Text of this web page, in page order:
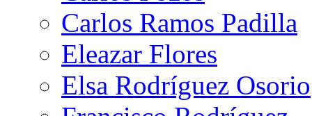
Carlos Ramos Padilla
Eleazar Flores
Elsa Rodríguez Osorio